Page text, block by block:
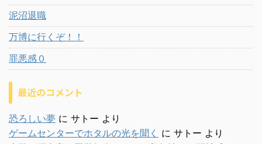
泥沼退職
万博に行くぞ！！
罪悪感０
最近のコメント
恐ろしい夢 に サトー より
ゲームセンターでホタルの光を聞く に サトー より